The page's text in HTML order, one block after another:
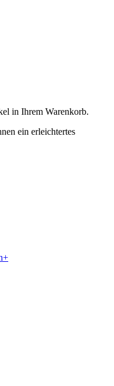
in Ihrem Warenkorb.
ein erleichtertes